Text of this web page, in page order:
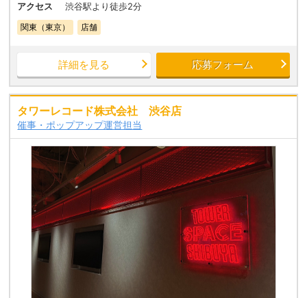
アクセス
渋谷駅より徒歩2分
関東（東京） 店舗
詳細を見る 応募フォーム
タワーレコード株式会社 渋谷店
催事・ポップアップ運営担当